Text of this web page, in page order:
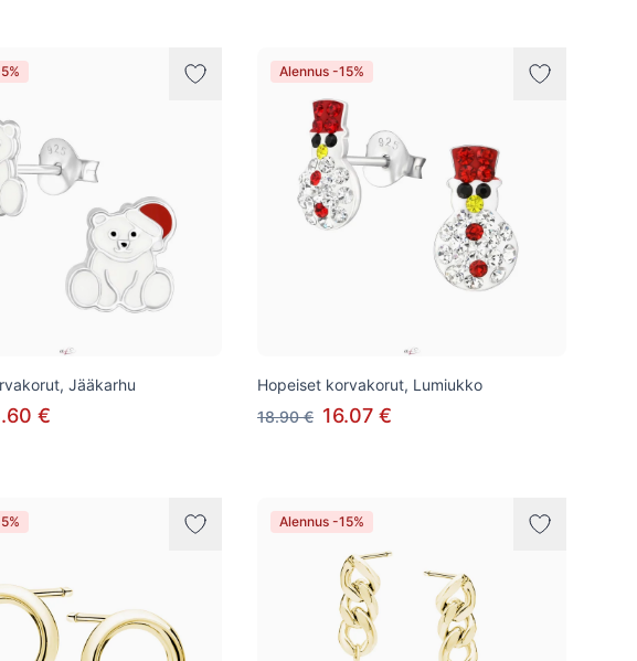
Jääkarhu
€
Alennus -15%
Hopeiset korvakorut, Lumiukko
18.90 € 16.07 €
Alennus -15%